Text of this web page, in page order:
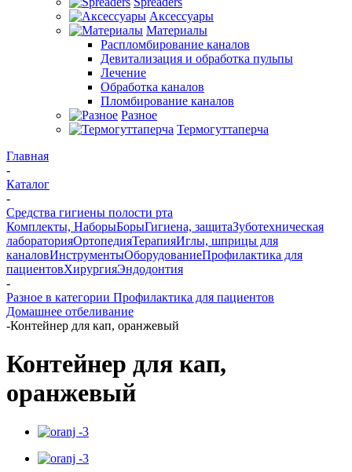
Аксессуары
Материалы
Распломбирование каналов
Девитализация и обработка пульпы
Лечение
Обработка каналов
Пломбирование каналов
Разное
Термогуттаперча
Главная
-
Каталог
-
Средства гигиены полости рта
Комплекты, НаборыБорыГигиена, защитаЗуботехническая
лабораторияОртопедияТерапияИглы, шприцы для
каналовИнструментыОборудованиеПрофилактика для
пациентовХирургияЭндодонтия
-
Разное в категории Профилактика для пациентов
Домашнее отбеливание
-Контейнер для кап, оранжевый
Контейнер для кап,
оранжевый